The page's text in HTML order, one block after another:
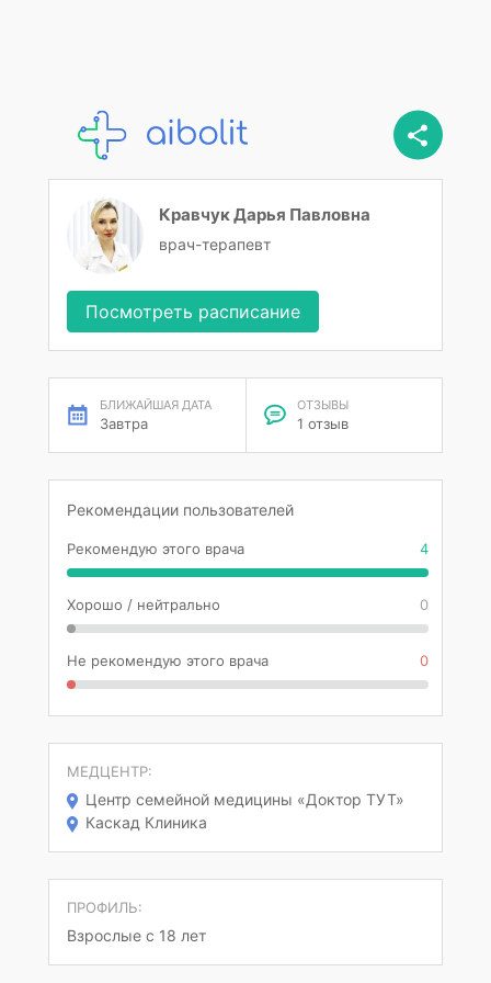
Кравчук Дарья Павловна
врач-терапевт
Посмотреть расписание
БЛИЖАЙШАЯ ДАТА
Завтра
ОТЗЫВЫ
1 отзыв
Рекомендации пользователей
Рекомендую этого врача 4
Хорошо / нейтрально 0
Не рекомендую этого врача 0
МЕДЦЕНТР:
Центр семейной медицины «Доктор ТУТ»
Каскад Клиника
ПРОФИЛЬ:
Взрослые с 18 лет